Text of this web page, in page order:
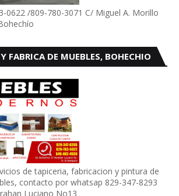
0622 /809-780-3071 C/ Miguel A. Morillo
FABRICA DE MUEBLES, BOHECHIO
de tapiceria, fabricacion y pintura de
contacto por whatsap 829-347-8293
Luciano No13